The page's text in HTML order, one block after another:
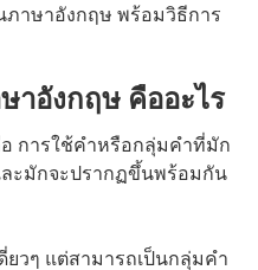
าษาอังกฤษ พร้อมวิธีการ
าอังกฤษ คืออะไร
การใช้คำหรือกลุ่มคำที่มัก
ะมักจะปรากฏขึ้นพร้อมกัน
ยวๆ แต่สามารถเป็นกลุ่มคำ